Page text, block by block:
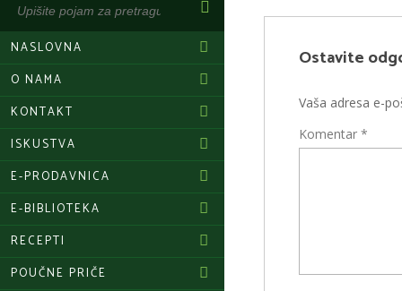
NASLOVNA
O NAMA
KONTAKT
ISKUSTVA
E-PRODAVNICA
E-BIBLIOTEKA
RECEPTI
POUČNE PRIČE
Ostavite
Vaša adresa e-
Komentar *